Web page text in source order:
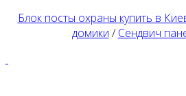
Блок посты охраны купить в
домики /Сендвич